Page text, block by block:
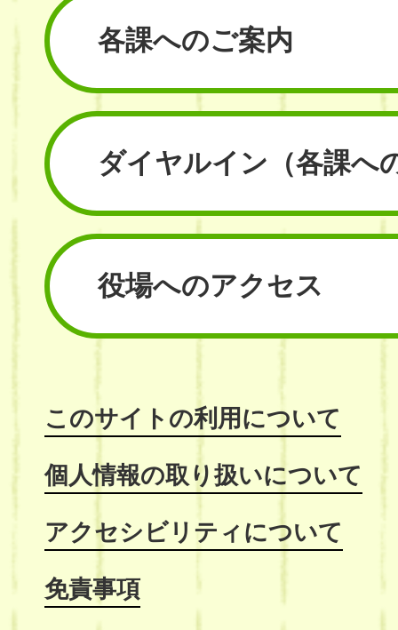
各課へのご案内
ダイヤルイン （各課へ
役場へのアクセス
このサイトの利用について
個人情報の取り扱いについて
アクセシビリティについて
免責事項